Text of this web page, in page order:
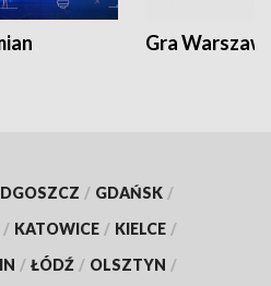
Gra
/ GDAŃSK /
/ KATOWICE / KIELCE /
/ ŁÓDŹ / OLSZTYN /